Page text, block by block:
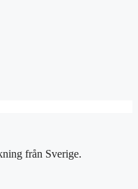
från Sverige.